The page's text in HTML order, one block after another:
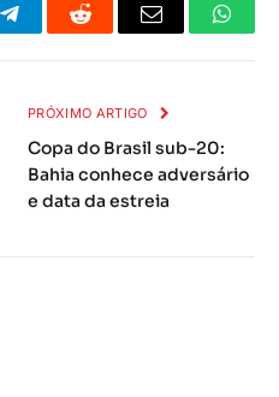
TelegramaReddit
E-
PRÓXIMO ARTIGO
Copa do Brasil sub-20:
Bahia conhece adversário
e data da estreia